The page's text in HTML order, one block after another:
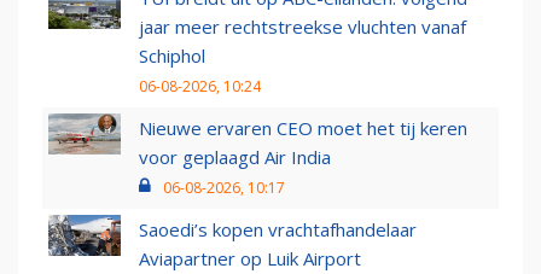
jaar meer rechtstreekse vluchten vanaf
Schiphol
06-08-2026, 10:24
Nieuwe ervaren CEO moet het tij keren
voor geplaagd Air India
06-08-2026, 10:17
Saoedi’s kopen vrachtafhandelaar
Aviapartner op Luik Airport